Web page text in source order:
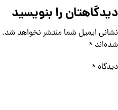
دیدگاهتان را بنویسید
نشانی ایمیل شما منتشر نخواهد شد.
شده‌اند *
دیدگاه *